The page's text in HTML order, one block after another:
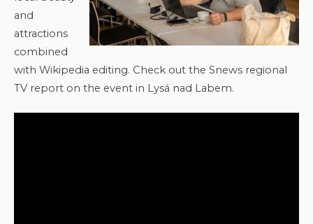
and
attractions
combined
with Wikipedia editing. Check out the Snews regional
TV report on the event in Lysá nad Labem.